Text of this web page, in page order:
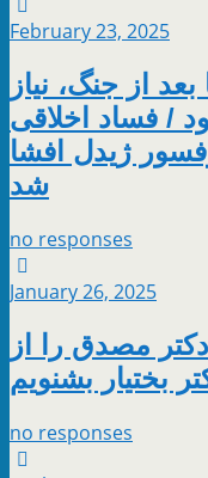
February 23, 2025
از جنگ، نیاز
فساد اخلاقی
ژیدل افشا
شد
no responses
January 26, 2025
مصدق را از
بختیار بشنویم
no responses